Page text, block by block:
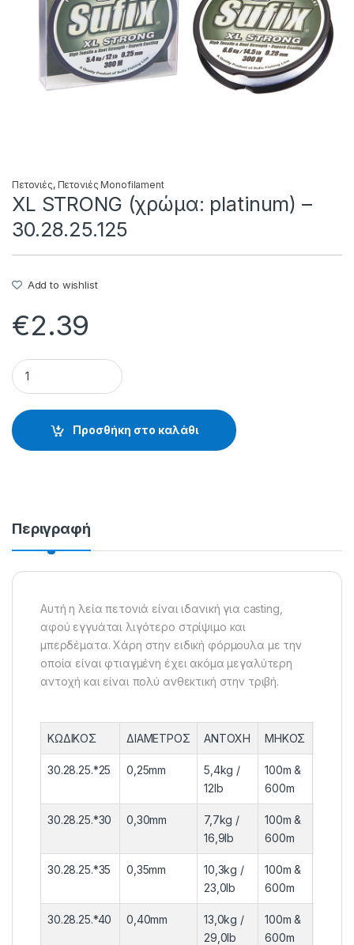
Πετονιές, Πετονιές Monofilament
XL STRONG (χρώμα: platinum) –
30.28.25.125
Add to wishlist
€2.39
XL STRONG (χρώμα: platinum) - 30.28.25.125 quantity
Προσθήκη στο καλάθι
Περιγραφή
Αυτή η λεία πετονιά είναι ιδανική για casting,
αφού εγγυάται λιγότερο στρίψιμο και
μπερδέματα. Χάρη στην ειδική φόρμουλα με την
οποία είναι φτιαγμένη έχει ακόμα μεγαλύτερη
αντοχή και είναι πολύ ανθεκτική στην τριβή.
ΚΩΔΙΚΟΣ ΔΙΑΜΕΤΡΟΣ ΑΝΤΟΧΗ ΜΗΚΟΣ
30.28.25.*25 0,25mm
5,4kg /
12lb
100m &
600m
30.28.25.*30 0,30mm
7,7kg /
16,9lb
100m &
600m
30.28.25.*35 0,35mm
10,3kg /
23,0lb
100m &
600m
30.28.25.*40 0,40mm
13,0kg /
29,0lb
100m &
600m